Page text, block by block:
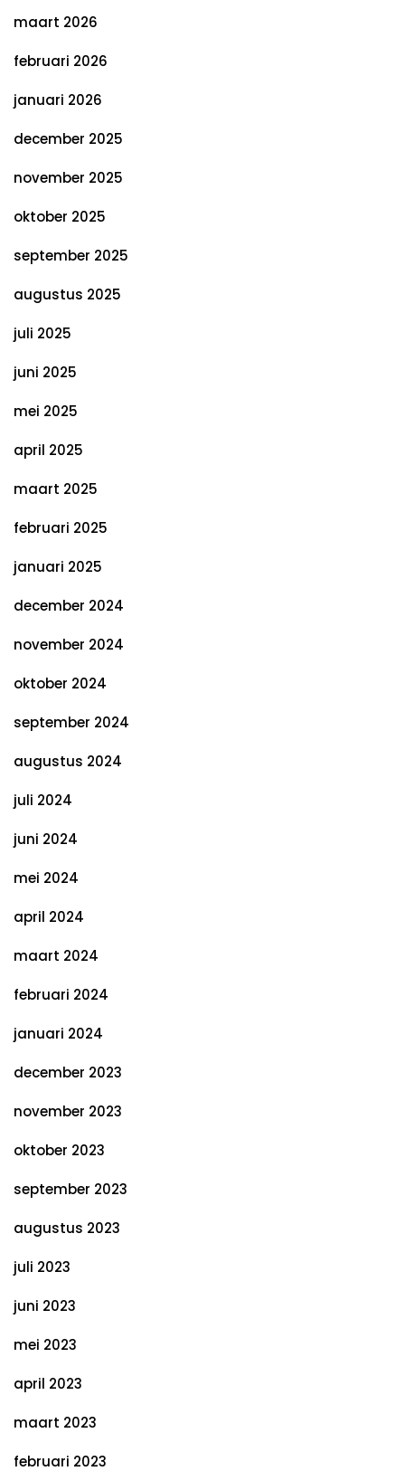
maart 2026
februari 2026
januari 2026
december 2025
november 2025
oktober 2025
september 2025
augustus 2025
juli 2025
juni 2025
mei 2025
april 2025
maart 2025
februari 2025
januari 2025
december 2024
november 2024
oktober 2024
september 2024
augustus 2024
juli 2024
juni 2024
mei 2024
april 2024
maart 2024
februari 2024
januari 2024
december 2023
november 2023
oktober 2023
september 2023
augustus 2023
juli 2023
juni 2023
mei 2023
april 2023
maart 2023
februari 2023